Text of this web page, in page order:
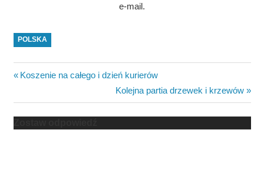
e-mail.
POLSKA
Nawigacja
wpisu
Previous
Koszenie na całego i dzień kurierów
Next
Post:
Kolejna partia drzewek i krzewów